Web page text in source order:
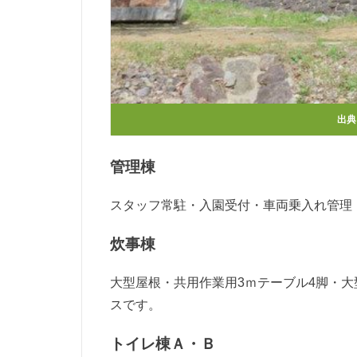
出
管理棟
スタッフ常駐・入園受付・車両乗入れ管
炊事棟
大型屋根・共用作業用3ｍテーブル4脚・
スです。
トイレ棟Ａ・Ｂ